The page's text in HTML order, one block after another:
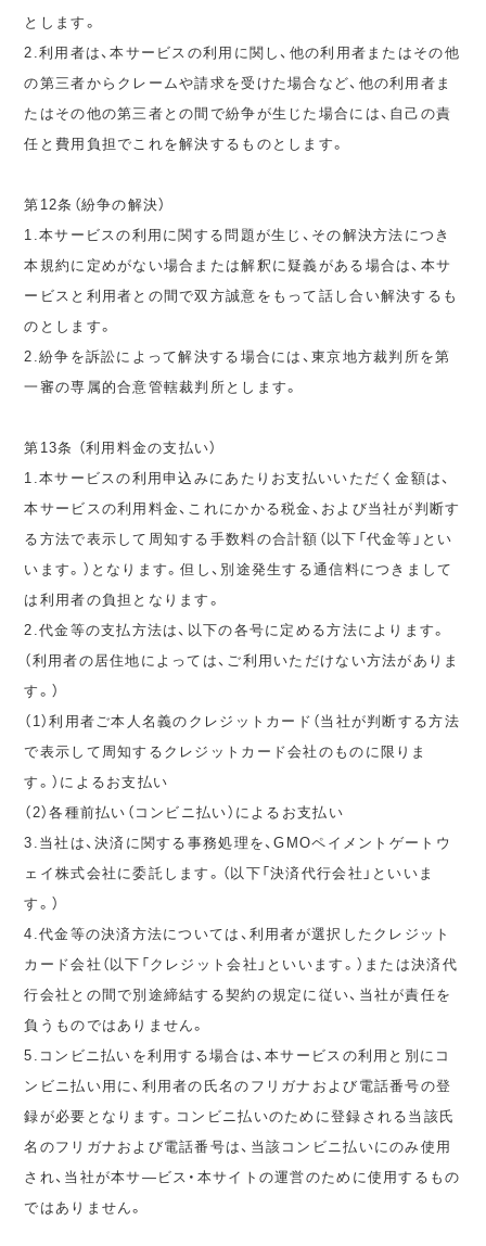
とします。
2.利用者は、本サービスの利用に関し、他の利用者またはその他
の第三者からクレームや請求を受けた場合など、他の利用者ま
たはその他の第三者との間で紛争が生じた場合には、自己の責
任と費用負担でこれを解決するものとします。
第12条（紛争の解決）
1.本サービスの利用に関する問題が生じ、その解決方法につき
本規約に定めがない場合または解釈に疑義がある場合は、本サ
ービスと利用者との間で双方誠意をもって話し合い解決するも
のとします。
2.紛争を訴訟によって解決する場合には、東京地方裁判所を第
一審の専属的合意管轄裁判所とします。
第13条 （利用料金の支払い）
1.本サービスの利用申込みにあたりお支払いいただく金額は、
本サービスの利用料金、これにかかる税金、および当社が判断す
る方法で表示して周知する手数料の合計額（以下「代金等」とい
います。）となります。但し、別途発生する通信料につきまして
は利用者の負担となります。
2.代金等の支払方法は、以下の各号に定める方法によります。
（利用者の居住地によっては、ご利用いただけない方法がありま
す。）
（1）利用者ご本人名義のクレジットカード（当社が判断する方法
で表示して周知するクレジットカード会社のものに限りま
す。）によるお支払い
（2）各種前払い（コンビニ払い）によるお支払い
3.当社は、決済に関する事務処理を、GMOペイメントゲートウ
ェイ株式会社に委託します。（以下「決済代行会社」といいま
す。）
4.代金等の決済方法については、利用者が選択したクレジット
カード会社（以下「クレジット会社」といいます。）または決済代
行会社との間で別途締結する契約の規定に従い、当社が責任を
負うものではありません。
5.コンビニ払いを利用する場合は、本サービスの利用と別にコ
ンビニ払い用に、利用者の氏名のフリガナおよび電話番号の登
録が必要となります。コンビニ払いのために登録される当該氏
名のフリガナおよび電話番号は、当該コンビニ払いにのみ使用
され、当社が本サ―ビス・本サイトの運営のために使用するもの
ではありません。